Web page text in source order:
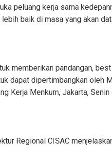
peluang kerja sama
baik di masa yang akan
memberikan pandangan,
dapat dipertimbangkan oleh
Kerja Menkum, Jakarta,
Regional CISAC